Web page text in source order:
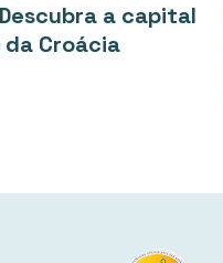
a capital
Croácia